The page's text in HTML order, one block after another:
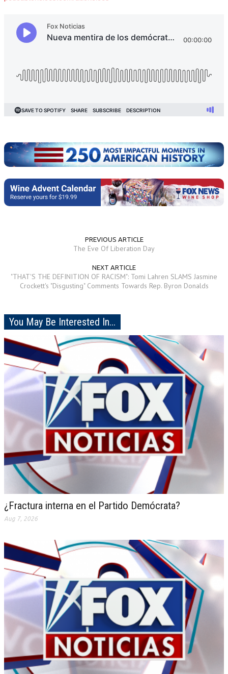
PREVIOUS ARTICLE
The Eve Of Liberation Day
NEXT ARTICLE
"THAT'S THE DEFINITION OF RACISM": Tomi Lahren SLAMS Jasmine
Crockett's "Disgusting" Comments Towards Rep. Byron Donalds
You May Be Interested In...
¿Fractura interna en el Partido Demócrata?
Aug 7, 2026